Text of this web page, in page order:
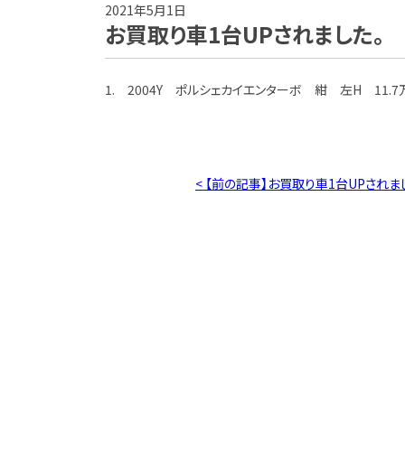
2021年5月1日
お買取り車1台UPされました。
1. 2004Y ポルシェカイエンターボ 紺 左H 11.7
< 【前の記事】お買取り車1台UPされま